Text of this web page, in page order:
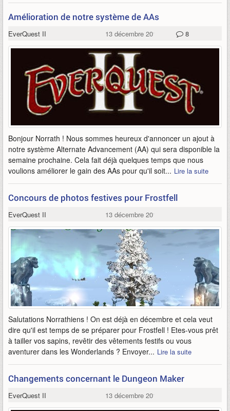
Amélioration de notre système de AAs
EverQuest II 13 décembre 2014 8
Bonjour Norrath ! Nous sommes heureux d'annoncer un ajout à
notre système Alternate Advancement (AA) qui sera disponible la
semaine prochaine. Cela fait déjà quelques temps que nous
voulions améliorer le gain des AAs pour qu'il soit... Lire la suite
Concours de photos festives pour Frostfell
EverQuest II 13 décembre 2014
Salutations Norrathiens ! On est déjà en décembre et cela veut
dire qu'il est temps de se préparer pour Frostfell ! Etes-vous prêt
à tailler vos sapins, revêtir des vêtements festifs ou vous
aventurer dans les Wonderlands ? Envoyer... Lire la suite
Changements concernant le Dungeon Maker
EverQuest II 13 décembre 2014